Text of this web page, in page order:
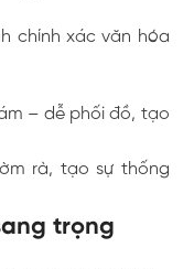
chính xác văn hóa
– dễ phối đồ, tạo
rà, tạo sự thống
trọng